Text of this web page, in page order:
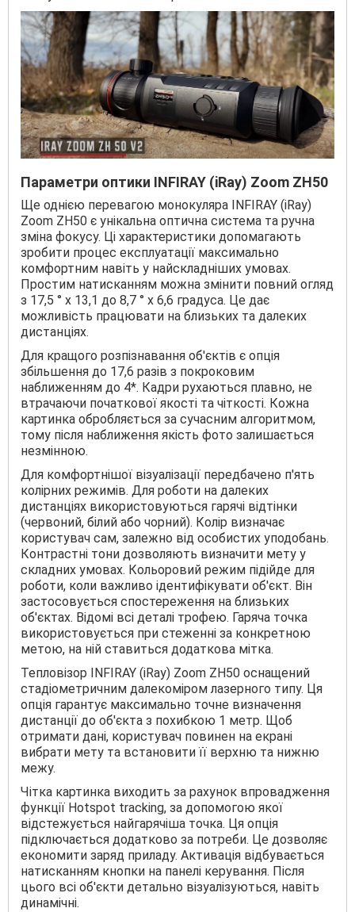
Параметри оптики INFIRAY (iRay) Zoom ZH50
Ще однією перевагою монокуляра INFIRAY (iRay)
Zoom ZH50 є унікальна оптична система та ручна
зміна фокусу. Ці характеристики допомагають
зробити процес експлуатації максимально
комфортним навіть у найскладніших умовах.
Простим натисканням можна змінити повний огляд
з 17,5 ° х 13,1 до 8,7 ° х 6,6 градуса. Це дає
можливість працювати на близьких та далеких
дистанціях.
Для кращого розпізнавання об'єктів є опція
збільшення до 17,6 разів з покроковим
наближенням до 4*. Кадри рухаються плавно, не
втрачаючи початкової якості та чіткості. Кожна
картинка обробляється за сучасним алгоритмом,
тому після наближення якість фото залишається
незмінною.
Для комфортнішої візуалізації передбачено п'ять
колірних режимів. Для роботи на далеких
дистанціях використовуються гарячі відтінки
(червоний, білий або чорний). Колір визначає
користувач сам, залежно від особистих уподобань.
Контрастні тони дозволяють визначити мету у
складних умовах. Кольоровий режим підійде для
роботи, коли важливо ідентифікувати об'єкт. Він
застосовується спостереження на близьких
об'єктах. Відомі всі деталі трофею. Гаряча точка
використовується при стеженні за конкретною
метою, на ній ставиться додаткова мітка.
Тепловізор INFIRAY (iRay) Zoom ZH50 оснащений
стадіометричним далекоміром лазерного типу. Ця
опція гарантує максимально точне визначення
дистанції до об'єкта з похибкою 1 метр. Щоб
отримати дані, користувач повинен на екрані
вибрати мету та встановити її верхню та нижню
межу.
Чітка картинка виходить за рахунок впровадження
функції Hotspot tracking, за допомогою якої
відстежується найгарячіша точка. Ця опція
підключається додатково за потреби. Це дозволяє
економити заряд приладу. Активація відбувається
натисканням кнопки на панелі керування. Після
цього всі об'єкти детально візуалізуються, навіть
динамічні.